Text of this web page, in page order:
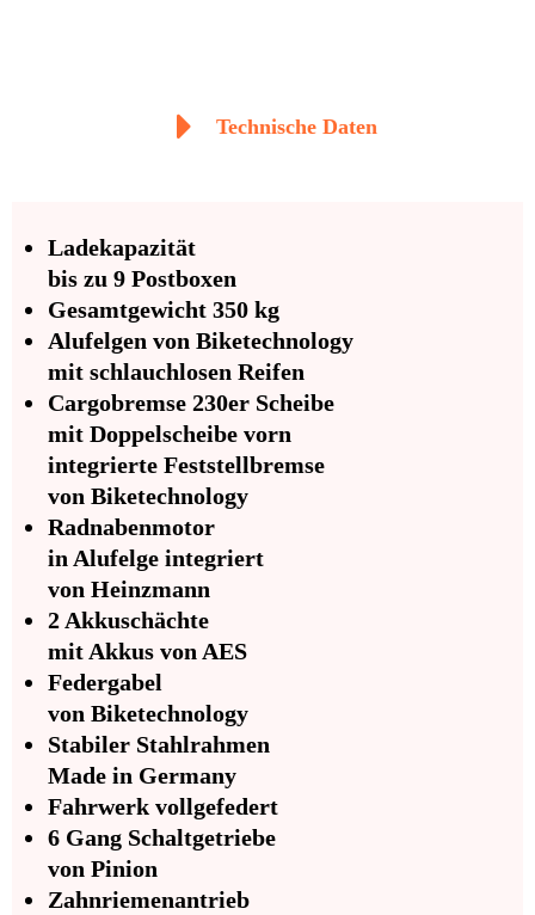
Technische Daten
Ladekapazität
bis zu 9 Postboxen
Gesamtgewicht 350 kg
Alufelgen von Biketechnology
mit schlauchlosen Reifen
Cargobremse 230er Scheibe
mit Doppelscheibe vorn
integrierte Feststellbremse
von Biketechnology
Radnabenmotor
in Alufelge integriert
von Heinzmann
2 Akkuschächte
mit Akkus von AES
Federgabel
von Biketechnology
Stabiler Stahlrahmen
Made in Germany
Fahrwerk vollgefedert
6 Gang Schaltgetriebe
von Pinion
Zahnriemenantrieb